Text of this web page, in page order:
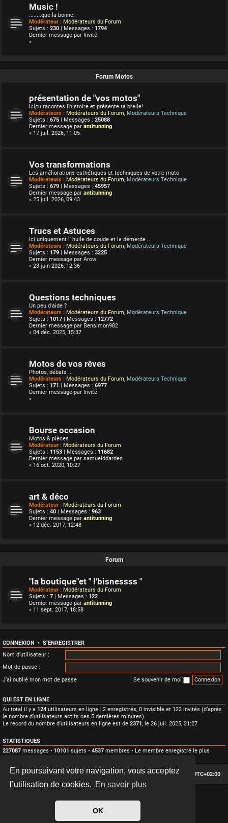
En poursuivant votre navigation, vous acceptez
l’utilisation de cookies. En savoir plus
OK
Music !
........que la bonne!
Modérateur : Modérateurs du Forum
Sujets : 230 | Messages : 1794
Dernier message par Invité
«
Forum Motos
présentation de "vos motos"
ici,tu racontes l'histoire et présente ta brelle!
Modérateurs : Modérateurs du Forum, Modérateurs Technique
Sujets : 675 | Messages : 25088
Dernier message par antitunning
« 17 juil. 2026, 11:05
Vos transformations
Les améliorations esthétiques et techniques de votre moto
Modérateurs : Modérateurs du Forum, Modérateurs Technique
Sujets : 679 | Messages : 45957
Dernier message par antitunning
« 25 juil. 2026, 09:43
Trucs et Astuces
Ici uniquement l' huile de coude et la démerde ...
Modérateurs : Modérateurs du Forum, Modérateurs Technique
Sujets : 179 | Messages : 3225
Dernier message par Arow
« 23 juin 2026, 12:36
Questions techniques
Un peu d'aide ?
Modérateurs : Modérateurs du Forum, Modérateurs Technique
Sujets : 1017 | Messages : 12772
Dernier message par Bensimon982
« 04 déc. 2025, 15:37
Motos de vos rêves
Photos, débats ...
Modérateurs : Modérateurs du Forum, Modérateurs Technique
Sujets : 171 | Messages : 6977
Dernier message par Invité
«
Bourse occasion
Motos & pièces
Modérateur : Modérateurs du Forum
Sujets : 1153 | Messages : 11682
Dernier message par samuelddarden
« 16 oct. 2020, 10:27
art & déco
Modérateur : Modérateurs du Forum
Sujets : 40 | Messages : 963
Dernier message par antitunning
« 12 déc. 2017, 12:48
Forum
"la boutique"et " l'bisnessss "
Modérateur : Modérateurs du Forum
Sujets : 7 | Messages : 122
Dernier message par antitunning
« 11 sept. 2017, 18:58
CONNEXION • S’ENREGISTRER
Nom d’utilisateur :
Mot de passe :
J’ai oublié mon mot de passe
Se souvenir de moi
QUI EST EN LIGNE
Au total il y a 124 utilisateurs en ligne : 2 enregistrés, 0 invisible et 122 invités (d’après
le nombre d’utilisateurs actifs ces 5 dernières minutes)
Le record du nombre d’utilisateurs en ligne est de 2371 , le 26 juil. 2025, 21:27
STATISTIQUES
227087 messages • 10101 sujets • 4537 membres • Le membre enregistré le plus
Le forum des passionnés de Café Racer Heures au format UTC+02:00
phpBB ® Forum Software © phpBB Limited
phpBB-fr.com